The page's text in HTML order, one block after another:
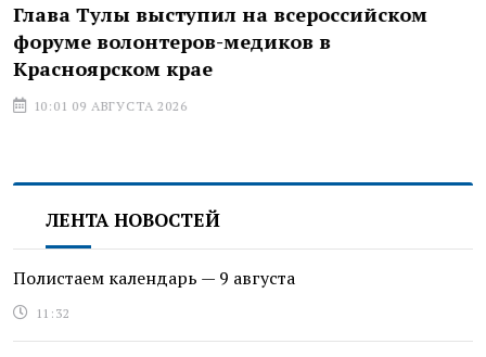
Глава Тулы выступил на всероссийском
форуме волонтеров-медиков в
Красноярском крае
10:01 09 АВГУСТА 2026
ЛЕНТА НОВОСТЕЙ
Полистаем календарь — 9 августа
11:32